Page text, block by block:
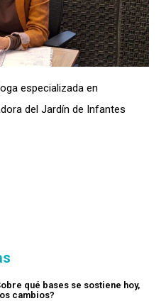
especializada en
del Jardín de Infantes
qué bases se sostiene hoy,
cambios?